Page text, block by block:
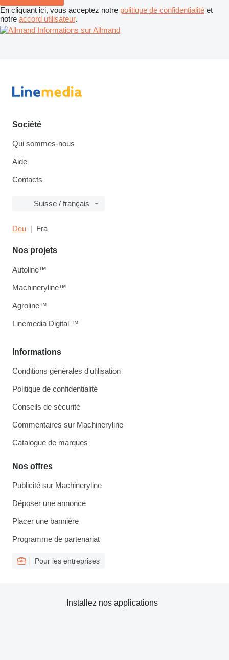
En cliquant ici, vous acceptez notre politique de confidentialité et
notre accord utilisateur.
Informations sur Allmand
Société
Qui sommes-nous
Aide
Contacts
Suisse / français
Deu Fra
Informations
Conditions générales d'utilisation
Politique de confidentialité
Conseils de sécurité
Commentaires sur Machineryline
Catalogue de marques
Nos offres
Publicité sur Machineryline
Déposer une annonce
Placer une bannière
Programme de partenariat
Pour les entreprises
Nos projets
Autoline™
Machineryline™
Agroline™
Linemedia Digital ™
Installez nos applications